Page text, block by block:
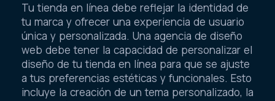
Tu tienda en línea debe reflejar la identidad de
tu marca y ofrecer una experiencia de usuario
única y personalizada. Una agencia de diseño
web debe tener la capacidad de personalizar el
diseño de tu tienda en línea para que se ajuste
a tus preferencias estéticas y funcionales. Esto
incluye la creación de un tema personalizado, la